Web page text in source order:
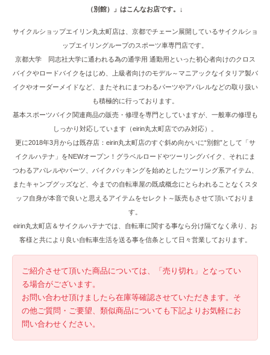
（別館）」はこんなお店です。↓
サイクルショップエイリン丸太町店は、京都でチェーン展開しているサイクルショ
ップエイリングループのスポーツ車専門店です。
京都大学 同志社大学に通われる為の通学用 通勤用といった初心者向けのクロス
バイクやロードバイクをはじめ、上級者向けのモデル～マニアックなイタリア製バ
イクやオーダーメイドなど、またそれにまつわるパーツやアパレルなどの取り扱い
も積極的に行っております。
基本スポーツバイク関連商品の販売・修理を専門としていますが、一般車の修理も
しっかり対応しています（eirin丸太町店でのみ対応）。
更に2018年3月からは既存店：eirin丸太町店のすぐ斜め向かいに“別館”として「サ
イクルハテナ」をNEWオープン！グラベルロードやツーリングバイク、それにま
つわるアパレルやパーツ、バイクパッキングを始めとしたツーリング系アイテム、
またキャンプグッズなど、今までの自転車屋の既成概念にとらわれることなくスタ
ッフ自身が本音で良いと思えるアイテムをセレクト～販売もさせて頂いておりま
す。
eirin丸太町店＆サイクルハテナでは、自転車に関する事なら分け隔てなく承り、お
客様と共により良い自転車生活を送る事を信条として日々営業しております。
ご紹介させて頂いた商品については、「売り切れ」となってい
る場合がございます。
お問い合わせ頂けましたら在庫等確認させていただきます。そ
の他ご質問・ご要望、類似商品についても下記よりお気軽にお
問い合わせください。